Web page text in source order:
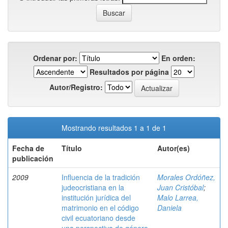
Ordenar por:
En orden:
Resultados por página
Autor/Registro:
Mostrando resultados 1 a 1 de 1
Fecha de
publicación
Título Autor(es)
2009
Influencia de la tradición
judeocristiana en la
institución jurídica del
matrimonio en el código
civil ecuatoriano desde
Morales Ordóñez,
Juan Cristóbal;
Malo Larrea,
Daniela